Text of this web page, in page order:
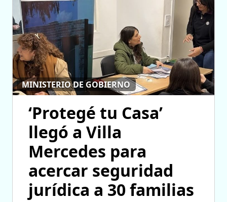
MINISTERIO DE GOBIERNO
‘Protegé tu Casa’
llegó a Villa
Mercedes para
acercar seguridad
jurídica a 30 familias